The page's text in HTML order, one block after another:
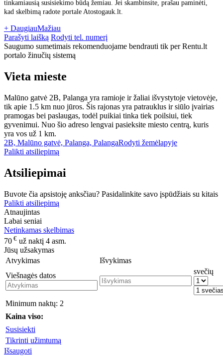
tinkamiausią susisiekimo būdą žemiau. Jei skambinsite, prašau paminėti,
kad skelbimą radote portale Atostogauk.lt.
+ DaugiauMažiau
Parašyti laišką Rodyti tel. numerį
Saugumo sumetimais rekomenduojame bendrauti tik per Rentu.lt
portalo žinučių sistemą
Vieta mieste
Malūno gatvė 2B, Palanga yra ramioje ir žaliai išvystytoje vietovėje,
tik apie 1.5 km nuo jūros. Šis rajonas yra patrauklus ir siūlo įvairias
pramogas bei paslaugas, todėl puikiai tinka tiek poilsiui, tiek
gyvenimui. Nuo šio adreso lengvai pasieksite miesto centrą, kuris
yra vos už 1 km.
2B, Malūno gatvė, Palanga, PalangaRodyti žemėlapyje
Palikti atsiliepimą
Atsiliepimai
Buvote čia apsistoję anksčiau? Pasidalinkite savo įspūdžiais su kitais
Palikti atsiliepimą
Atnaujintas
Labai seniai
Netinkamas skelbimas
70 € už naktį 4 asm.
Jūsų užsakymas
Atvykimas
Išvykimas
Viešnagės datos
svečių
Minimum naktų: 2
Kaina viso:
Susisiekti
Tikrinti užimtumą
Išsaugoti